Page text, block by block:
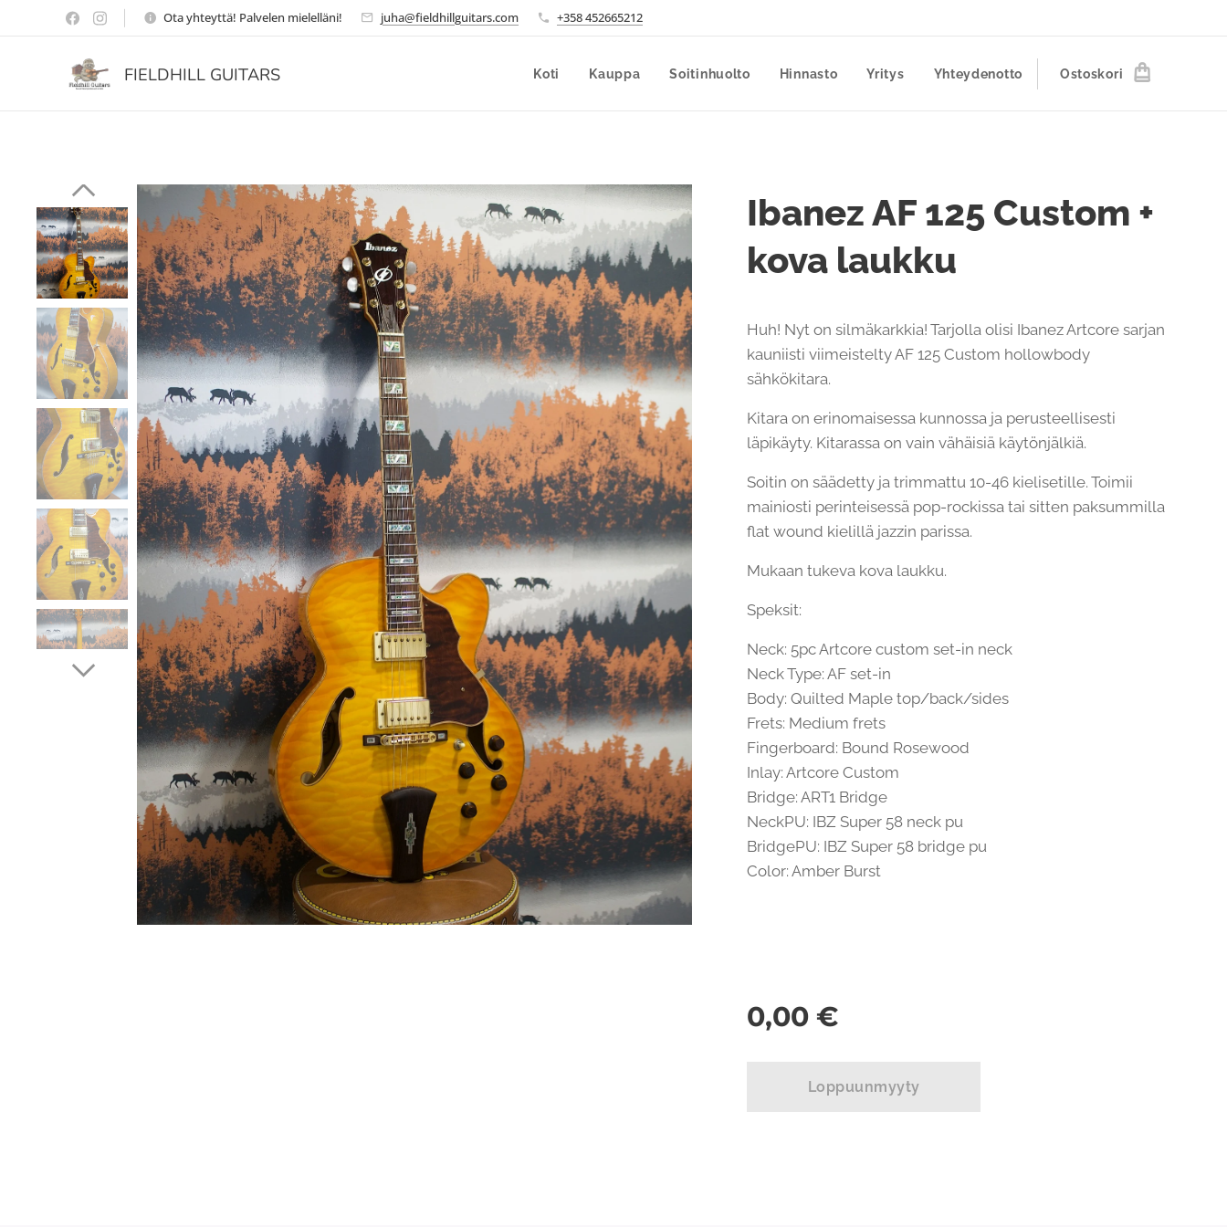
Ota yhteyttä! Palvelen mielelläni! juha@fieldhillguitars.com +358 452665212
FIELDHILL GUITARS Koti Kauppa Soitinhuolto Hinnasto Yritys Yhteydenotto Ostoskori
Ibanez AF 125 Custom +
kova laukku
Huh! Nyt on silmäkarkkia! Tarjolla olisi Ibanez Artcore sarjan
kauniisti viimeistelty AF 125 Custom hollowbody
sähkökitara.
Kitara on erinomaisessa kunnossa ja perusteellisesti
läpikäyty. Kitarassa on vain vähäisiä käytönjälkiä.
Soitin on säädetty ja trimmattu 10-46 kielisetille. Toimii
mainiosti perinteisessä pop-rockissa tai sitten paksummilla
flat wound kielillä jazzin parissa.
Mukaan tukeva kova laukku.
Speksit:
Neck: 5pc Artcore custom set-in neck
Neck Type: AF set-in
Body: Quilted Maple top/back/sides
Frets: Medium frets
Fingerboard: Bound Rosewood
Inlay: Artcore Custom
Bridge: ART1 Bridge
NeckPU: IBZ Super 58 neck pu
BridgePU: IBZ Super 58 bridge pu
Color: Amber Burst
0,00 €
Loppuunmyyty